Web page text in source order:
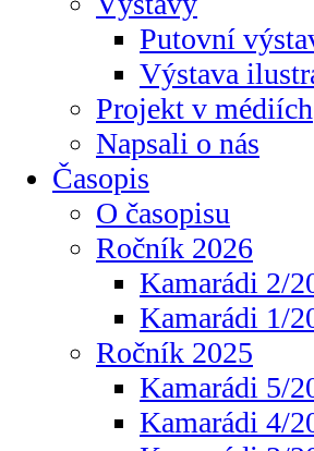
Putovní
Výstava
Projekt v médiích
Napsali o nás
Časopis
O časopisu
Ročník 2026
Kamarádi 2/
Kamarádi 1/
Ročník 2025
Kamarádi 5/
Kamarádi 4/